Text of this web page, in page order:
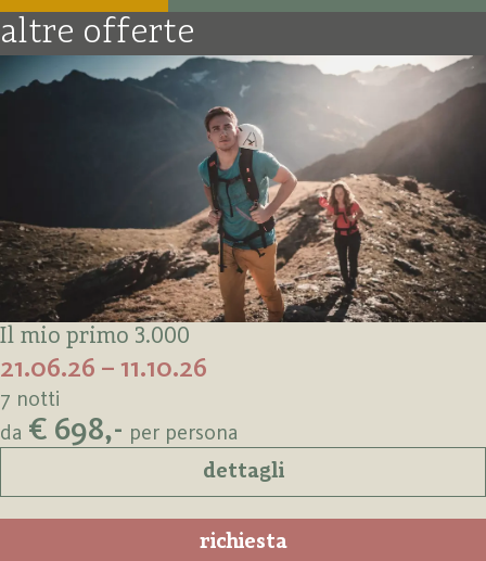
altre offerte
Il mio primo 3.000
21.06.26 – 11.10.26
7 notti
da € 698,- per persona
dettagli
richiesta